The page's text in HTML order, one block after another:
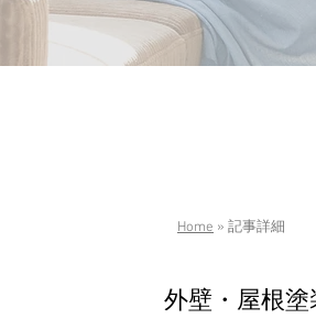
Home » 記事詳細
外壁・屋根